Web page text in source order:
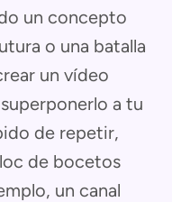
un concepto
o una batalla
un vídeo
a tu
de repetir,
de bocetos
un canal